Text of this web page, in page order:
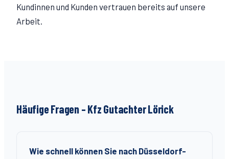
Kundinnen und Kunden vertrauen bereits auf unsere
Arbeit.
Häufige Fragen – Kfz GutachterLörick
Wie schnell können Sie nach Düsseldorf-